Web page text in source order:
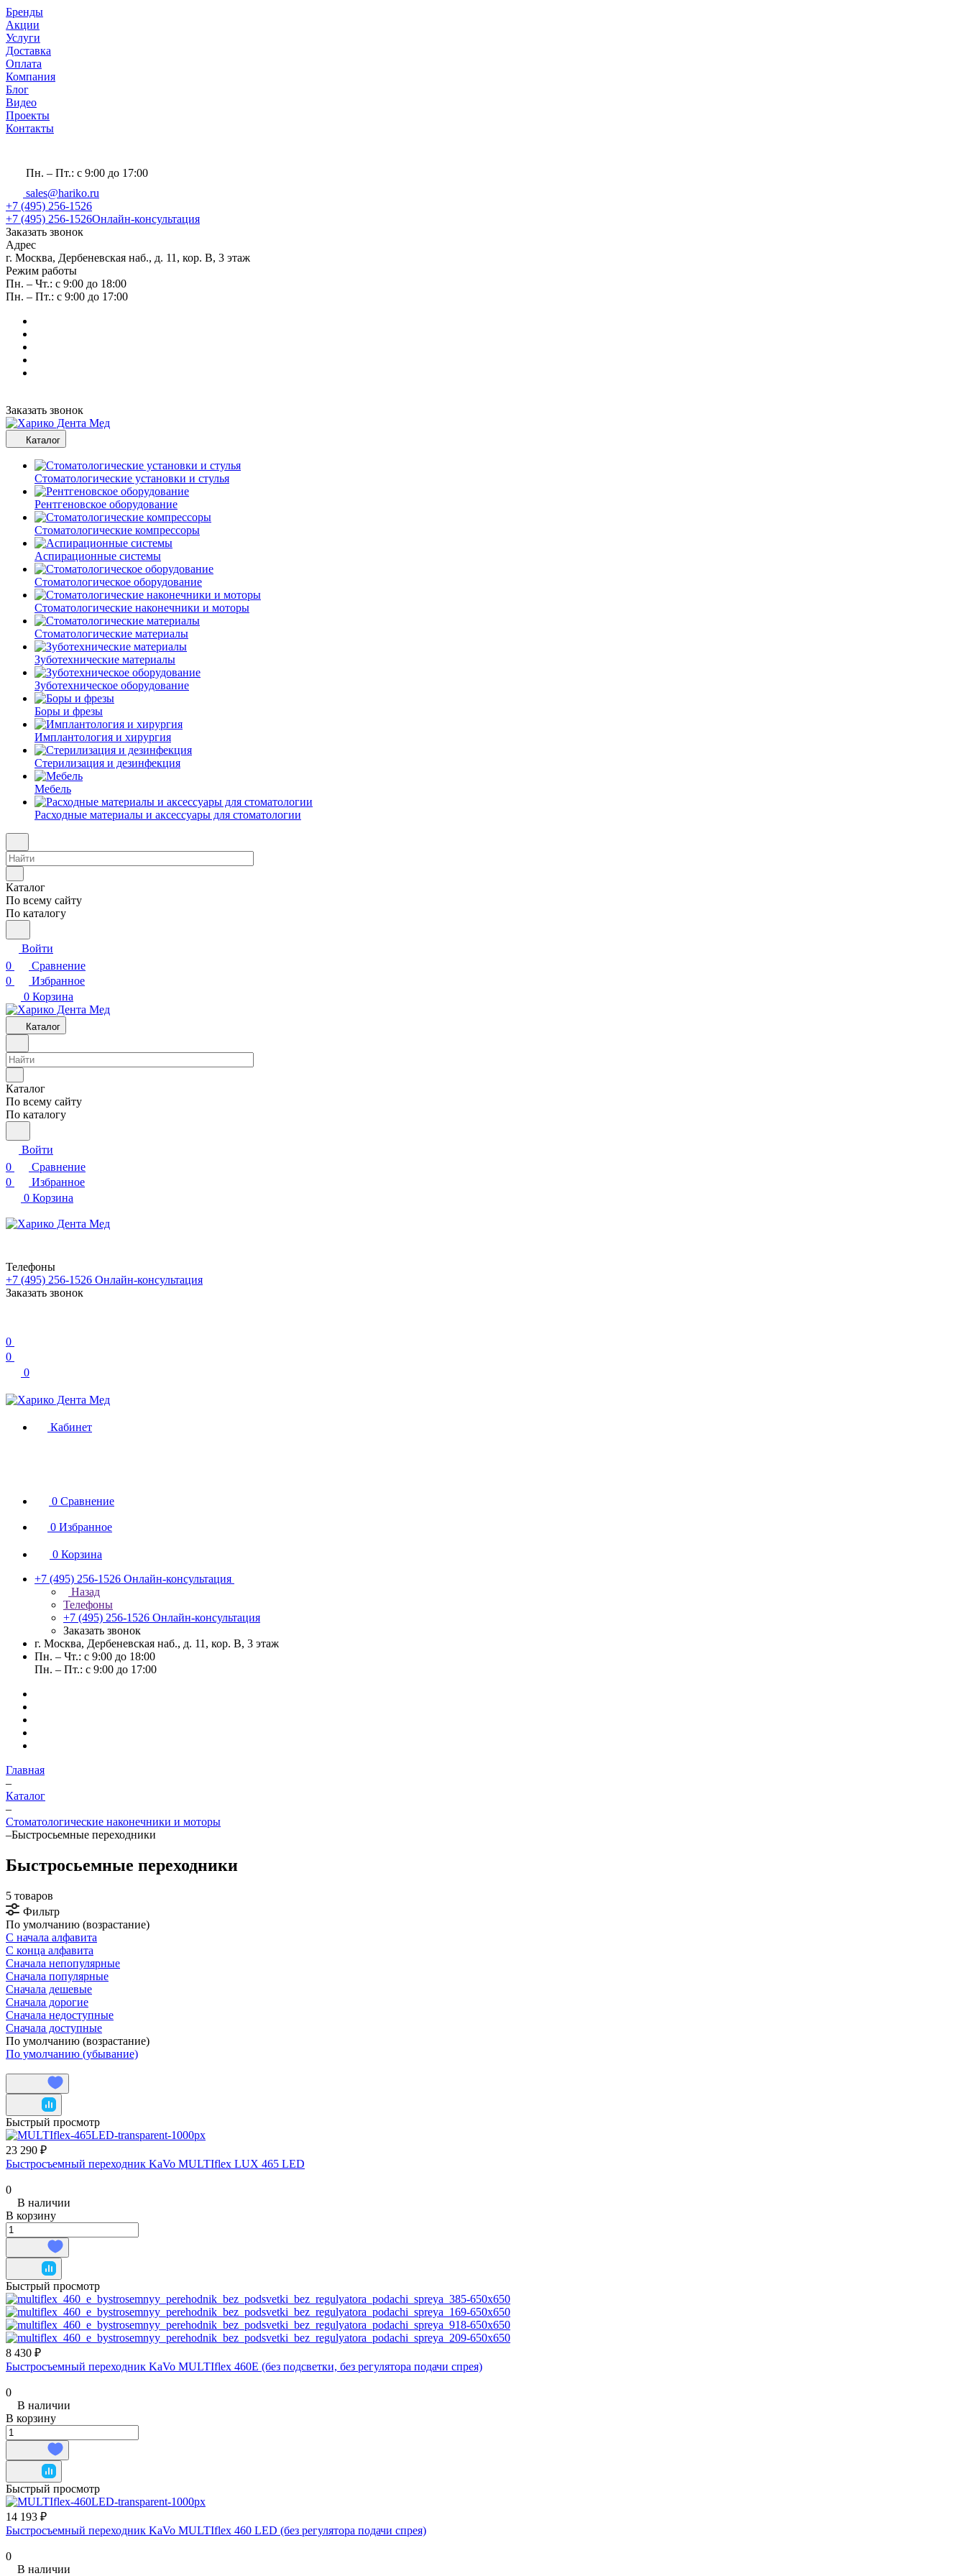
Бренды
Акции
Услуги
Доставка
Оплата
Компания
Блог
Видео
Проекты
Контакты
Пн. – Пт.: с 9:00 до 17:00
sales@hariko.ru
+7 (495) 256-1526
+7 (495) 256-1526Онлайн-консультация
Заказать звонок
Адрес
г. Москва, Дербеневская наб., д. 11, кор. В, 3 этаж
Режим работы
Пн. – Чт.: с 9:00 до 18:00
Пн. – Пт.: с 9:00 до 17:00
Заказать звонок
Каталог
Стоматологические установки и стулья
Рентгеновское оборудование
Стоматологические компрессоры
Аспирационные системы
Стоматологическое оборудование
Стоматологические наконечники и моторы
Стоматологические материалы
Зуботехнические материалы
Зуботехническое оборудование
Боры и фрезы
Имплантология и хирургия
Стерилизация и дезинфекция
Мебель
Расходные материалы и аксессуары для стоматологии
Каталог
По всему сайту
По каталогу
Войти
0
Сравнение
0
Избранное
0 Корзина
Каталог
Каталог
По всему сайту
По каталогу
Войти
0
Сравнение
0
Избранное
0 Корзина
Телефоны
+7 (495) 256-1526 Онлайн-консультация
Заказать звонок
0
0
0
Кабинет
0 Сравнение
0 Избранное
0 Корзина
+7 (495) 256-1526 Онлайн-консультация
Назад
Телефоны
+7 (495) 256-1526 Онлайн-консультация
Заказать звонок
г. Москва, Дербеневская наб., д. 11, кор. В, 3 этаж
Пн. – Чт.: с 9:00 до 18:00
Пн. – Пт.: с 9:00 до 17:00
Главная
–
Каталог
–
Стоматологические наконечники и моторы
–Быстросьемные переходники
Быстросьемные переходники
5 товаров
Фильтр
По умолчанию (возрастание)
С начала алфавита
С конца алфавита
Сначала непопулярные
Сначала популярные
Сначала дешевые
Сначала дорогие
Сначала недоступные
Сначала доступные
По умолчанию (возрастание)
По умолчанию (убывание)
Быстрый просмотр
23 290 ₽
Быстросъемный переходник KaVo MULTIflex LUX 465 LED
0
В наличии
В корзину
Быстрый просмотр
8 430 ₽
Быстросъемный переходник KaVo MULTIflex 460E (без подсветки, без регулятора подачи спрея)
0
В наличии
В корзину
Быстрый просмотр
14 193 ₽
Быстросъемный переходник KaVo MULTIflex 460 LED (без регулятора подачи спрея)
0
В наличии